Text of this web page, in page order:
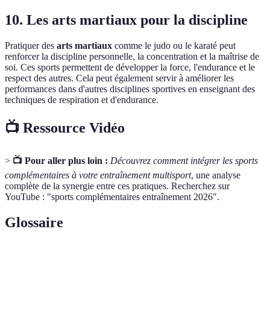
10. Les arts martiaux pour la discipline
Pratiquer des arts martiaux comme le judo ou le karaté peut
renforcer la discipline personnelle, la concentration et la maîtrise de
soi. Ces sports permettent de développer la force, l'endurance et le
respect des autres. Cela peut également servir à améliorer les
performances dans d'autres disciplines sportives en enseignant des
techniques de respiration et d'endurance.
📺 Ressource Vidéo
> 📺 Pour aller plus loin : Découvrez comment intégrer les sports
complémentaires à votre entraînement multisport, une analyse
complète de la synergie entre ces pratiques. Recherchez sur
YouTube : "sports complémentaires entraînement 2026".
Glossaire